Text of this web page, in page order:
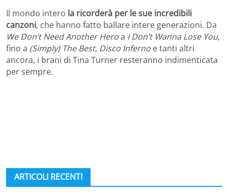
Il mondo intero la ricorderà per le sue incredibili
canzoni, che hanno fatto ballare intere generazioni. Da
We Don’t Need Another Heroa I Don’t Wanna Lose You,
fino a (Simply) The Best, Disco Inferno e tanti altri
ancora, i brani di Tina Turner resteranno indimenticata
per sempre.
ARTICOLI RECENTI